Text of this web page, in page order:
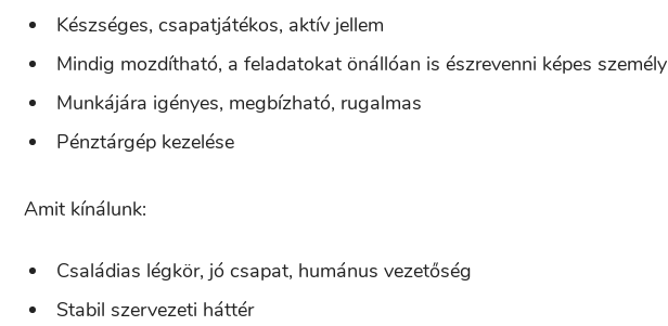
Készséges, csapatjátékos, aktív jellem
Mindig mozdítható, a feladatokat önállóan is észrevenni képes személy
Munkájára igényes, megbízható, rugalmas
Pénztárgép kezelése
Amit kínálunk:
Családias légkör, jó csapat, humánus vezetőség
Stabil szervezeti háttér